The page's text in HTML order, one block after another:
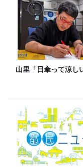
山里「日傘って涼し